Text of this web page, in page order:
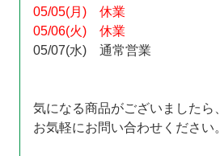
05/05(月) 休業
05/06(火) 休業
05/07(水) 通常営業
気になる商品がございましたら、
お気軽にお問い合わせください。